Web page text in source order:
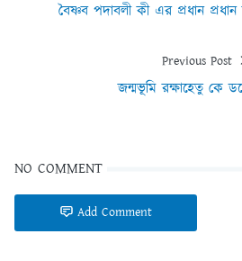
বৈষ্ণব পদাবলী কী এর প্রধান
Previous Post
জন্মভূমি রক্ষাহেতু কে
NO COMMENT
Add Comment